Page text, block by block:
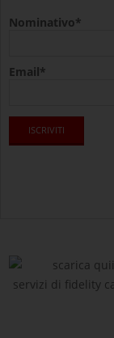
Nominativo*
Email*
scarica
servizi di fidelity